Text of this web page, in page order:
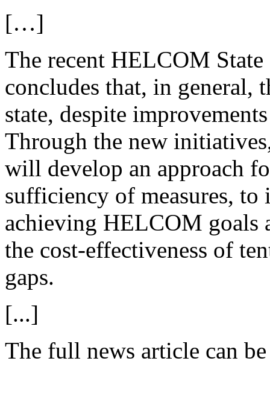
[…]
The recent HELCOM
concludes that, in general,
state, despite
Through the new
will develop an approach
sufficiency of measures,
achieving HELCOM goals
the cost-effectiveness of
gaps.
[...]
The full news article can